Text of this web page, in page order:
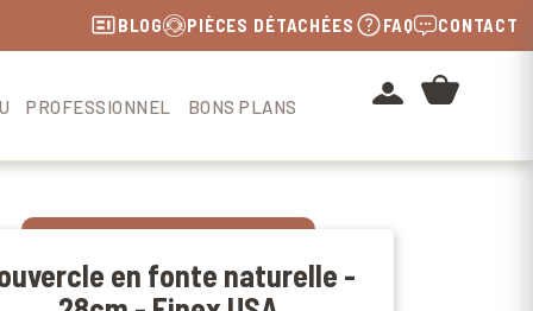
BLOG PIÈCES DÉTACHÉES FAQ CONTACT
PROFESSIONNEL BONS PLANS
en fonte naturelle -